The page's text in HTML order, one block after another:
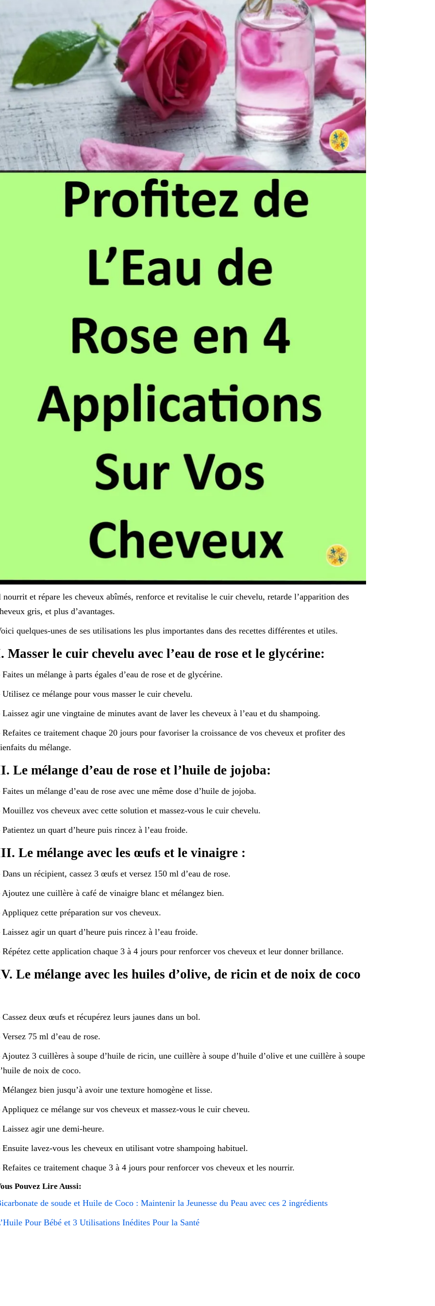
nourrit et répare les cheveux abîmés, renforce et revitalise le cuir chevelu, retarde l’apparition des
gris, et plus d’avantages.
quelques-unes de ses utilisations les plus importantes dans des recettes différentes et utiles.
Masser le cuir chevelu avec l’eau de rose et le glycérine:
Faites un mélange à parts égales d’eau de rose et de glycérine.
Utilisez ce mélange pour vous masser le cuir chevelu.
Laissez agir une vingtaine de minutes avant de laver les cheveux à l’eau et du shampoing.
Refaites ce traitement chaque 20 jours pour favoriser la croissance de vos cheveux et profiter des
du mélange.
Le mélange d’eau de rose et l’huile de jojoba:
Faites un mélange d’eau de rose avec une même dose d’huile de jojoba.
Mouillez vos cheveux avec cette solution et massez-vous le cuir chevelu.
Patientez un quart d’heure puis rincez à l’eau froide.
Le mélange avec les œufs et le vinaigre :
Dans un récipient, cassez 3 œufs et versez 150 ml d’eau de rose.
Ajoutez une cuillère à café de vinaigre blanc et mélangez bien.
Appliquez cette préparation sur vos cheveux.
Laissez agir un quart d’heure puis rincez à l’eau froide.
Répétez cette application chaque 3 à 4 jours pour renforcer vos cheveux et leur donner brillance.
Le mélange avec les huiles d’olive, de ricin et de noix de coco
Cassez deux œufs et récupérez leurs jaunes dans un bol.
Versez 75 ml d’eau de rose.
Ajoutez 3 cuillères à soupe d’huile de ricin, une cuillère à soupe d’huile d’olive et une cuillère à soupe
de noix de coco.
Mélangez bien jusqu’à avoir une texture homogène et lisse.
Appliquez ce mélange sur vos cheveux et massez-vous le cuir cheveu.
Laissez agir une demi-heure.
Ensuite lavez-vous les cheveux en utilisant votre shampoing habituel.
Refaites ce traitement chaque 3 à 4 jours pour renforcer vos cheveux et les nourrir.
Pouvez Lire Aussi:
de soude et Huile de Coco : Maintenir la Jeunesse du Peau avec ces 2 ingrédients
Pour Bébé et 3 Utilisations Inédites Pour la Santé